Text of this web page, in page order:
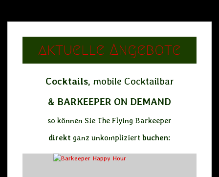
aktuelle Angebote
Cocktails, mobile Cocktailbar
& BARKEEPER ON DEMAND
so können Sie The Flying Barkeeper
direkt ganz unkompliziert buchen: